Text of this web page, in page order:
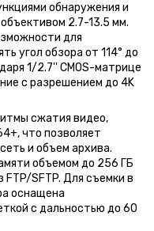
обнаружения и
2.7-13.5 мм.
для
угол обзора от 114° до
1/2.7'' CMOS-матрице
с разрешением до 4K
сжатия видео,
что позволяет
и объем архива.
объемом до 256 ГБ
SFTP. Для съемки в
оснащена
с дальностью до 60